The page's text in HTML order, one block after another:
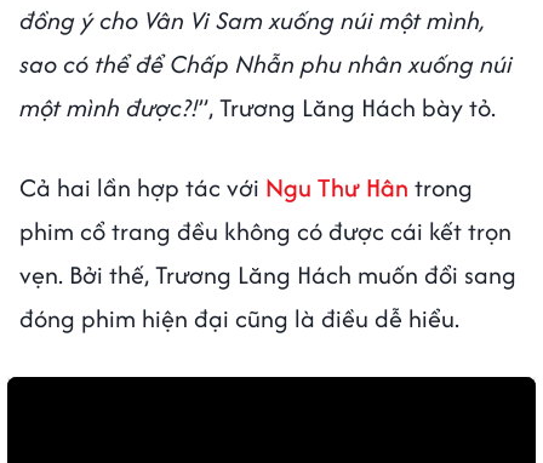
đồng ý cho Vân Vi Sam xuống núi một mình,
sao có thể để Chấp Nhẫn phu nhân xuống núi
một mình được?!”, Trương Lăng Hách bày tỏ.
Cả hai lần hợp tác với Ngu Thư Hân trong
phim cổ trang đều không có được cái kết trọn
vẹn. Bởi thế, Trương Lăng Hách muốn đổi sang
đóng phim hiện đại cũng là điều dễ hiểu.